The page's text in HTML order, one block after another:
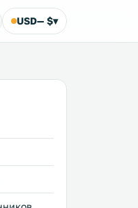
USD— $▾